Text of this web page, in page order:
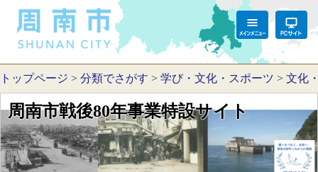
トップページ > 分類でさがす > 学び・文化・スポーツ > 文化
周南市戦後80年事業特設サイト